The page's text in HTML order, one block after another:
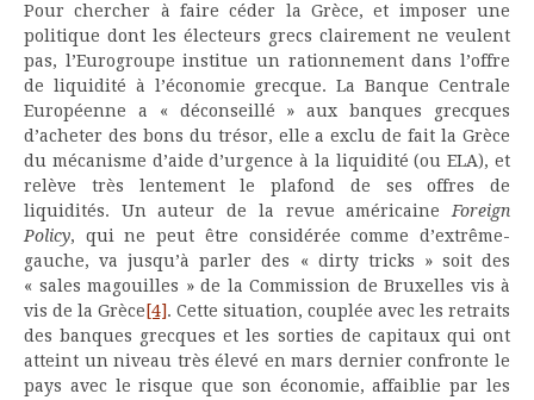
Pour chercher à faire céder la Grèce, et imposer une
politique dont les électeurs grecs clairement ne veulent
pas, l’Eurogroupe institue un rationnement dans l’offre
de liquidité à l’économie grecque. La Banque Centrale
Européenne a « déconseillé » aux banques grecques
d’acheter des bons du trésor, elle a exclu de fait la Grèce
du mécanisme d’aide d’urgence à la liquidité (ou ELA), et
relève très lentement le plafond de ses offres de
liquidités. Un auteur de la revue américaineForeign
Policy, qui ne peut être considérée comme d’extrême-
gauche, va jusqu’à parler des « dirty tricks » soit des
« sales magouilles » de la Commission de Bruxelles vis à
vis de la Grèce [4]. Cette situation, couplée avec les retraits
des banques grecques et les sorties de capitaux qui ont
atteint un niveau très élevé en mars dernier confronte le
pays avec le risque que son économie, affaiblie par les